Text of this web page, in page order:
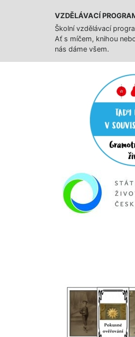
VZDĚLÁVACÍ
Školní vzdělávací
Ať s míčem, knihou
nás dáme všem.